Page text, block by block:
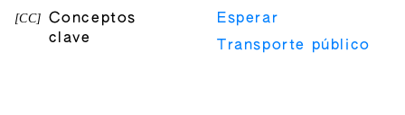
[CC] Conceptos
clave
Esperar
Transporte público